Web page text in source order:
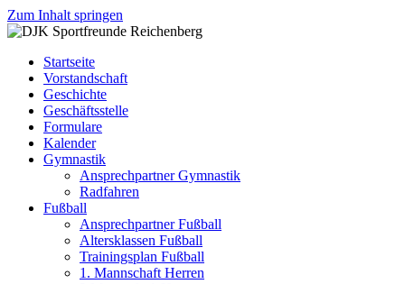
Zum Inhalt springen
Sportfreunde
Reichenberg
Gymnastik
Karate
Leichtathletik
Radfahren
Rollkunstlauf
Startseite
Vorstandschaft
Geschichte
Geschäftsstelle
Formulare
Kalender
Gymnastik
Ansprechpartner Gymnastik
Radfahren
Fußball
Ansprechpartner Fußball
Altersklassen Fußball
Trainingsplan Fußball
1. Mannschaft Herren